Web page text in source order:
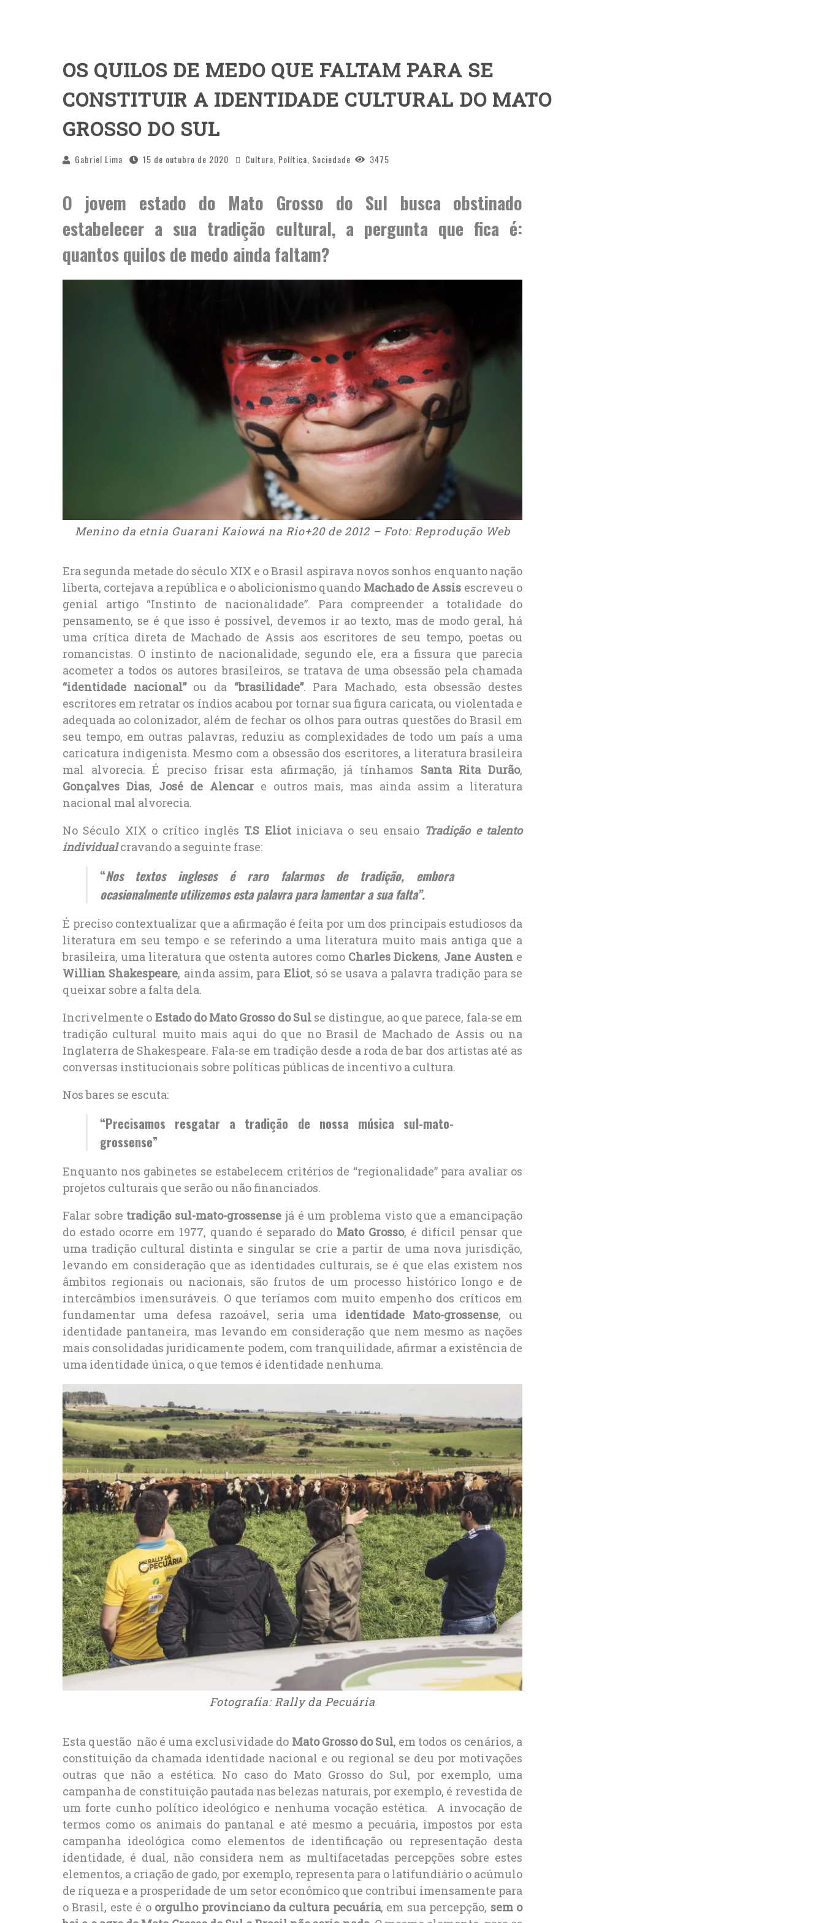
OS QUILOS DE MEDO QUE FALTAM PARA SE
CONSTITUIR A IDENTIDADE CULTURAL DO MATO
GROSSO DO SUL
Gabriel Lima 15 de outubro de 2020 Cultura Política Sociedade 3475
O jovem estado do Mato Grosso do Sul busca obstinado
estabelecer a sua tradição cultural, a pergunta que fica é:
quantos quilos de medo ainda faltam?
Menino da etnia Guarani Kaiowá na Rio+20 de 2012 – Foto: Reprodução Web
Era segunda metade do século XIX e o Brasil aspirava novos sonhos enquanto nação
liberta, cortejava a república e o abolicionismo quando Machado de Assis escreveu o
genial artigo “Instinto de nacionalidade”. Para compreender a totalidade do
pensamento, se é que isso é possível, devemos ir ao texto, mas de modo geral, há
uma crítica direta de Machado de Assis aos escritores de seu tempo, poetas ou
romancistas. O instinto de nacionalidade, segundo ele, era a fissura que parecia
acometer a todos os autores brasileiros, se tratava de uma obsessão pela chamada
“identidade nacional”ou da “brasilidade”. Para Machado, esta obsessão destes
escritores em retratar os índios acabou por tornar sua figura caricata, ou violentada e
adequada ao colonizador, além de fechar os olhos para outras questões do Brasil em
seu tempo, em outras palavras, reduziu as complexidades de todo um país a uma
caricatura indigenista. Mesmo com a obsessão dos escritores, a literatura brasileira
mal alvorecia. É preciso frisar esta afirmação, já tínhamos Santa Rita Durão,
Gonçalves Dias, José de Alencare outros mais, mas ainda assim a literatura
nacional mal alvorecia.
No Século XIX o crítico inglês T.S Eliotiniciava o seu ensaio Tradição e talento
individualcravando a seguinte frase:
“Nos textos ingleses é raro falarmos de tradição, embora
ocasionalmente utilizemos esta palavra para lamentar a sua falta”.
É preciso contextualizar que a afirmação é feita por um dos principais estudiosos da
literatura em seu tempo e se referindo a uma literatura muito mais antiga que a
brasileira, uma literatura que ostenta autores como Charles Dickens, Jane Austene
Willian Shakespeare, ainda assim, para Eliot, só se usava a palavra tradição para se
queixar sobre a falta dela.
Incrivelmente o Estado do Mato Grosso do Sul se distingue, ao que parece, fala-se em
tradição cultural muito mais aqui do que no Brasil de Machado de Assis ou na
Inglaterra de Shakespeare. Fala-se em tradição desde a roda de bar dos artistas até as
conversas institucionais sobre políticas públicas de incentivo a cultura.
Nos bares se escuta:
“Precisamos resgatar a tradição de nossa música sul-mato-
grossense”
Enquanto nos gabinetes se estabelecem critérios de “regionalidade” para avaliar os
projetos culturais que serão ou não financiados.
Falar sobre tradição sul-mato-grossense já é um problema visto que a emancipação
do estado ocorre em 1977, quando é separado do Mato Grosso, é difícil pensar que
uma tradição cultural distinta e singular se crie a partir de uma nova jurisdição,
levando em consideração que as identidades culturais, se é que elas existem nos
âmbitos regionais ou nacionais, são frutos de um processo histórico longo e de
intercâmbios imensuráveis. O que teríamos com muito empenho dos críticos em
fundamentar uma defesa razoável, seria uma identidade Mato-grossense, ou
identidade pantaneira, mas levando em consideração que nem mesmo as nações
mais consolidadas juridicamente podem, com tranquilidade, afirmar a existência de
uma identidade única, o que temos é identidade nenhuma.
Fotografia: Rally da Pecuária
Esta questão não é uma exclusividade do Mato Grosso do Sul, em todos os cenários, a
constituição da chamada identidade nacional e ou regional se deu por motivações
outras que não a estética. No caso do Mato Grosso do Sul, por exemplo, uma
campanha de constituição pautada nas belezas naturais, por exemplo, é revestida de
um forte cunho político ideológico e nenhuma vocação estética. A invocação de
termos como os animais do pantanal e até mesmo a pecuária, impostos por esta
campanha ideológica como elementos de identificação ou representação desta
identidade, é dual, não considera nem as multifacetadas percepções sobre estes
elementos, a criação de gado, por exemplo, representa para o latifundiário o acúmulo
de riqueza e a prosperidade de um setor econômico que contribui imensamente para
o Brasil, este é o orgulho provinciano da cultura pecuária, em sua percepção, sem o